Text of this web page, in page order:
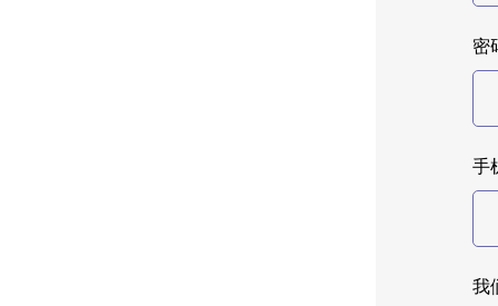
密
手
我